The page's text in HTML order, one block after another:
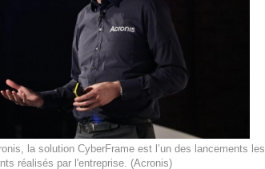
la solution CyberFrame est l’un des lancements les
réalisés par l'entreprise. (Acronis)